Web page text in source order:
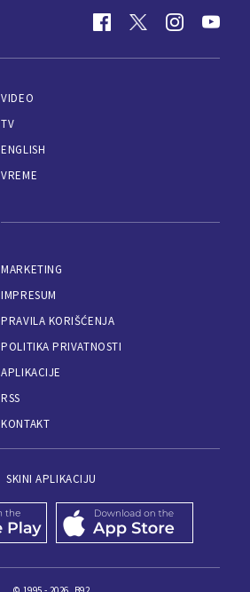
VIDEO
TV
ENGLISH
VREME
MARKETING
IMPRESUM
PRAVILA KORIŠĆENJA
POLITIKA PRIVATNOSTI
APLIKACIJE
RSS
KONTAKT
SKINI APLIKACIJU